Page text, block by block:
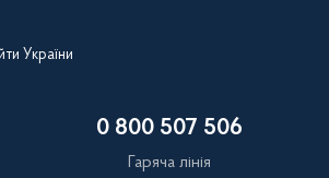
України
0 800 507 506
Гаряча лінія